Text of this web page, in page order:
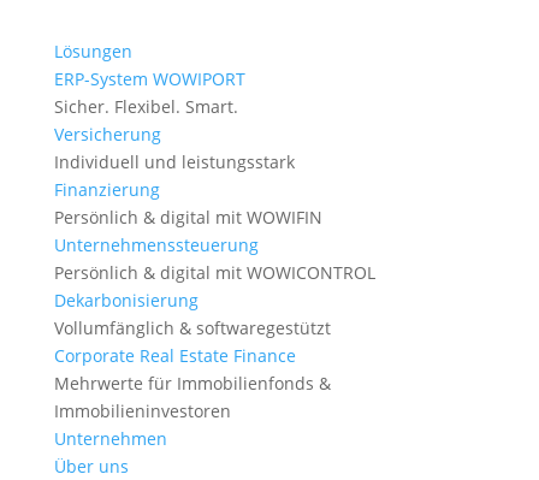
Lösungen
ERP-System WOWIPORT
Sicher. Flexibel. Smart.
Versicherung
Individuell und leistungsstark
Finanzierung
Persönlich & digital mit WOWIFIN
Unternehmenssteuerung
Persönlich & digital mit WOWICONTROL
Dekarbonisierung
Vollumfänglich & softwaregestützt
Corporate Real Estate Finance
Mehrwerte für Immobilienfonds &
Immobilieninvestoren
Unternehmen
Über uns
Events
Dr. Klein Wowi Online-
Seminar: Lust auf
„Vollkasko“ bei
Bauvorhaben?